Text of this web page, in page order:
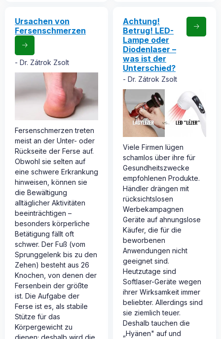
Ursachen von
Fersenschmerzen
Dr. Zátrok Zsolt
Fersenschmerzen treten
meist an der Unter- oder
Rückseite der Ferse auf.
Obwohl sie selten auf
eine schwere Erkrankung
hinweisen, können sie
die Bewältigung
alltäglicher Aktivitäten
beeinträchtigen –
besonders körperliche
Betätigung fällt oft
schwer. Der Fuß (vom
Sprunggelenk bis zu den
Zehen) besteht aus 26
Knochen, von denen der
Fersenbein der größte
ist. Die Aufgabe der
Ferse ist es, als stabile
Stütze für das
Körpergewicht zu
Achtung!
Betrug! LED-
Lampe oder
Diodenlaser –
was ist der
Unterschied?
Dr. Zátrok Zsolt
Viele Firmen lügen
schamlos über ihre für
Gesundheitszwecke
empfohlenen Produkte.
Händler drängen mit
rücksichtslosen
Werbekampagnen
Geräte auf ahnungslose
Käufer, die für die
beworbenen
Anwendungen nicht
geeignet sind.
Heutzutage sind
Softlaser-Geräte wegen
ihrer Wirksamkeit immer
beliebter. Allerdings sind
sie ziemlich teuer.
Deshalb tauchen die
„Hyänen" auf und